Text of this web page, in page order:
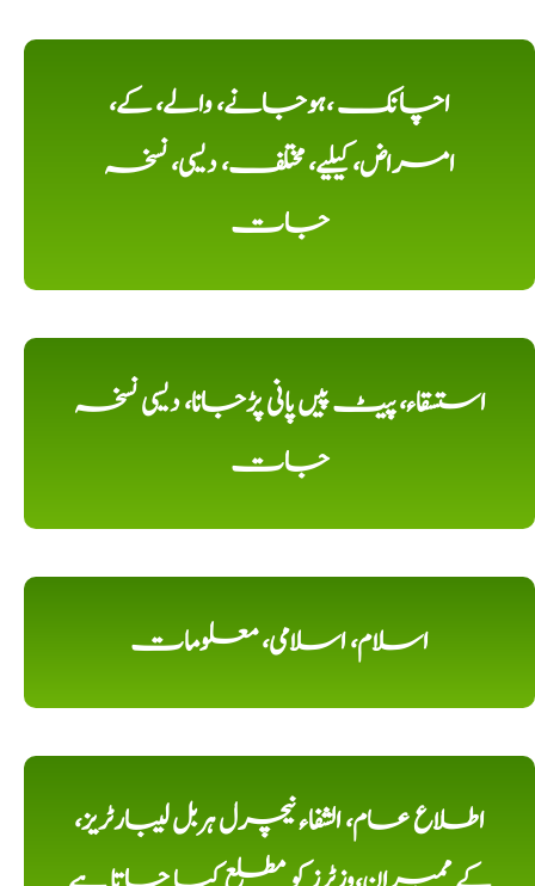
اچانک ،ہوجانے، والے، کے،
امراض، کیلیے، مختلف، دیسی، نسخہ
جات
استسقاء، پیٹ پیں پانی پڑجانا، دیسی نسخہ
جات
اسلام، اسلامی، معلومات
اطلاع عام، الشفاء نیچرل ہربل لیبارٹریز،